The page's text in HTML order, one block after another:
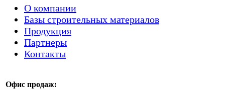
О компании
Базы строительных материалов
Продукция
Партнеры
Контакты
Офис продаж: